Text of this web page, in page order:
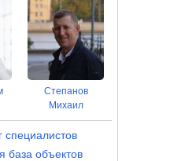
Степанов
Михаил
специалистов
база объектов